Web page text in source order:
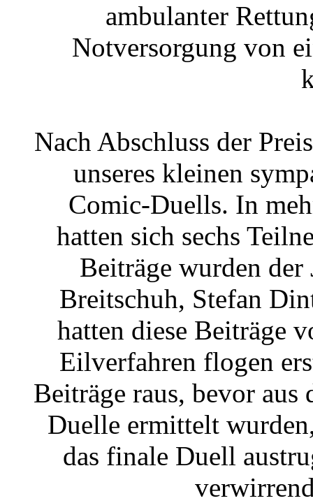
ambulanter
Notversorgung von
Nach Abschluss der
unseres kleinen
Comic-Duells. In
hatten sich sechs
Beiträge wurden
Breitschuh, Stefan
hatten diese Beiträge
Eilverfahren flogen
Beiträge raus, bevor
Duelle ermittelt
das finale Duell